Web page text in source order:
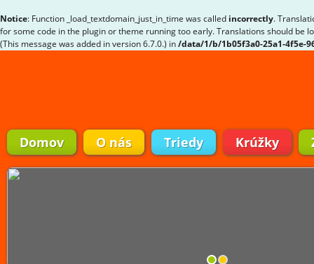
Notice: Function _load_textdomain_just_in_time was called incorrectly.
for some code in the plugin or theme running too early. Translations should be
(This message was added in version 6.7.0.) in/data/1/b/1b05f3a0-25a1-4f5e-
Domov O nás Triedy Krúžky